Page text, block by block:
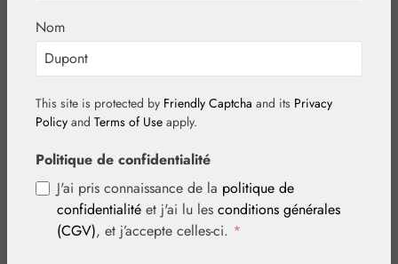
Pommade à l'huile
de citronnelle 5%
Ignorer la galerie d'images
Nom
This site is protected by Friendly Captcha and its Privacy
Policy and Terms of Use apply.
Politique de confidentialité
J'ai pris connaissance de la politique de
confidentialité et j'ai lu les conditions générales
(CGV), et j’accepte celles-ci. *